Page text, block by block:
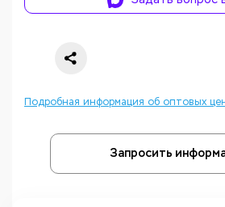
Подробная информация об оптовых
Запросить